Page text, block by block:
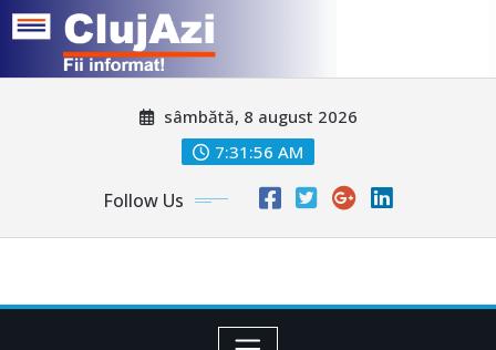
sâmbătă, 8 august 2026
7:31:59 AM
Follow Us